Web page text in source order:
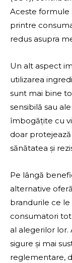
Aceste formule
printre
redus asupra
Un alt aspect
utilizarea
sunt mai bine
sensibilă sau
îmbogățite cu
doar
sănătatea și
Pe lângă
alternative
brandurile ce
consumatori
al alegerilor lor.
sigure și mai
reglementare,